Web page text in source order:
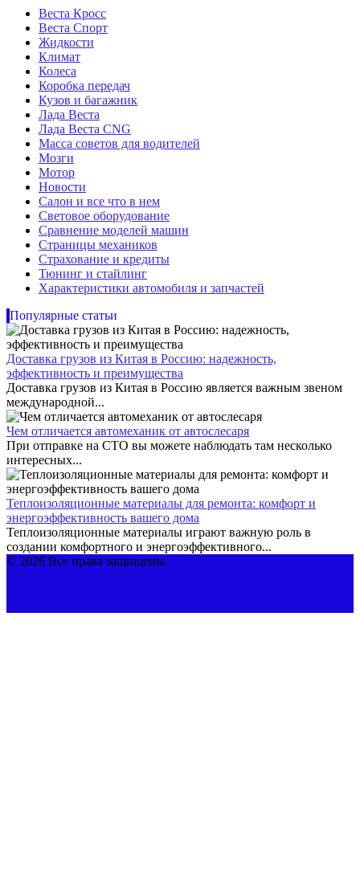
Веста Кросс
Веста Спорт
Жидкости
Климат
Колеса
Коробка передач
Кузов и багажник
Лада Веста
Лада Веста CNG
Масса советов для водителей
Мозги
Мотор
Новости
Салон и все что в нем
Световое оборудование
Сравнение моделей машин
Страницы механиков
Страхование и кредиты
Тюнинг и стайлинг
Характеристики автомобиля и запчастей
Популярные статьи
Доставка грузов из Китая в Россию: надежность,
эффективность и преимущества
Доставка грузов из Китая в Россию является важным звеном
международной...
Чем отличается автомеханик от автослесаря
При отправке на СТО вы можете наблюдать там несколько
интересных...
Теплоизоляционные материалы для ремонта: комфорт и
энергоэффективность вашего дома
Теплоизоляционные материалы играют важную роль в
создании комфортного и энергоэффективного...
© 2026 Все права защищены.